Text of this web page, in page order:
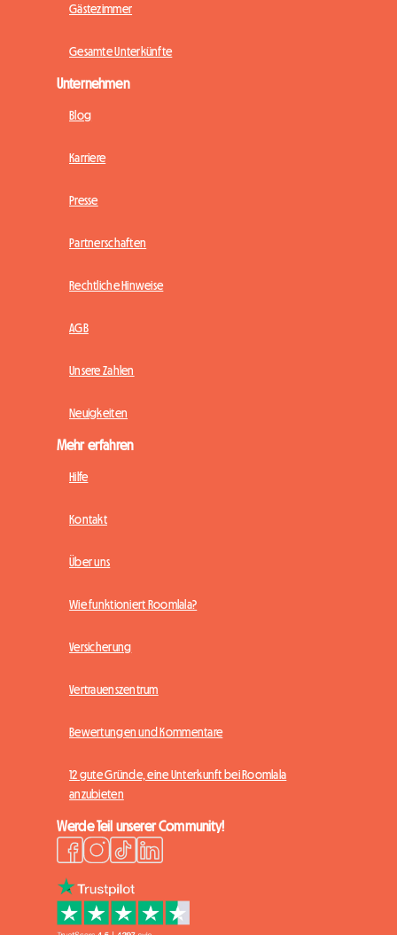
Gästezimmer
Gesamte Unterkünfte
Unternehmen
Blog
Karriere
Presse
Partnerschaften
Rechtliche Hinweise
AGB
Unsere Zahlen
Neuigkeiten
Mehr erfahren
Hilfe
Kontakt
Über uns
Wie funktioniert Roomlala?
Versicherung
Vertrauenszentrum
Bewertungen und Kommentare
12 gute Gründe, eine Unterkunft bei Roomlala
anzubieten
Werde Teil unserer Community!